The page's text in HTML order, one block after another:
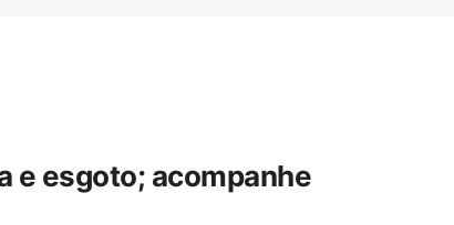
e esgoto; acompanhe